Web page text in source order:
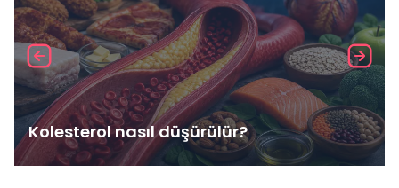
Kolesterol nasıl düşürülür?